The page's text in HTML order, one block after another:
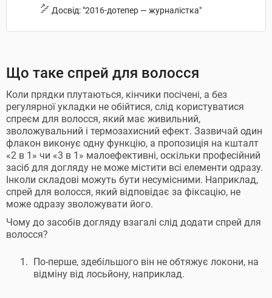
Досвід: "2016-дотепер — журналістка"
Що таке спрей для волосся
Коли прядки плутаються, кінчики посічені, а без
регулярної укладки не обійтися, слід користуватися
спреєм для волосся, який має живильний,
зволожувальний і термозахисний ефект. Зазвичай один
флакон виконує одну функцію, а пропозиція на кшталт
«2 в 1» чи «3 в 1» малоефективні, оскільки професійний
засіб для догляду не може містити всі елементи одразу.
Інколи складові можуть бути несумісними. Наприклад,
спрей для волосся, який відповідає за фіксацію, не
може одразу зволожувати його.
Чому до засобів догляду взагалі слід додати спрей для
волосся?
По-перше, здебільшого він не обтяжує локони, на
відміну від лосьйону, наприклад.